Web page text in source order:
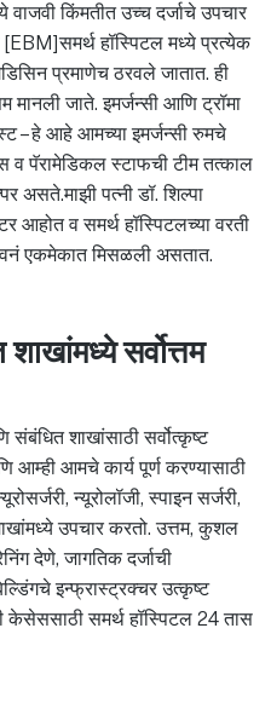
किंमतीत उच्च दर्जाचे उपचार
हॉस्पिटल मध्ये प्रत्येक
प्रमाणेच ठरवले जातात. ही
मानली जाते. इमर्जन्सी आणि ट्रॉमा
– हे आहे आमच्या इमर्जन्सी रुमचे
व पॅरामेडिकल स्टाफची टीम तत्काल
असते.माझी पत्नी डॉ. शिल्पा
आहोत व समर्थ हॉस्पिटलच्या वरती
एकमेकात मिसळली असतात.
सर्वोत्तम
संबंधित शाखांसाठी सर्वोत्कृष्ट
आमचे कार्य पूर्ण करण्यासाठी
न्यूरोलॉजी, स्पाइन सर्जरी,
उपचार करतो. उत्तम, कुशल
देणे, जागतिक दर्जाची
इन्फ्रास्ट्रक्चर उत्कृष्ट
केसेससाठी समर्थ हॉस्पिटल 24 तास